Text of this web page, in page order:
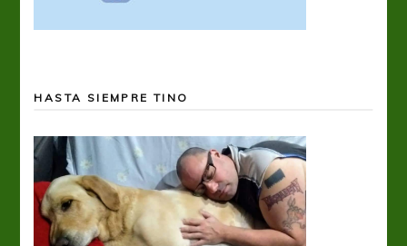
HASTA SIEMPRE TINO